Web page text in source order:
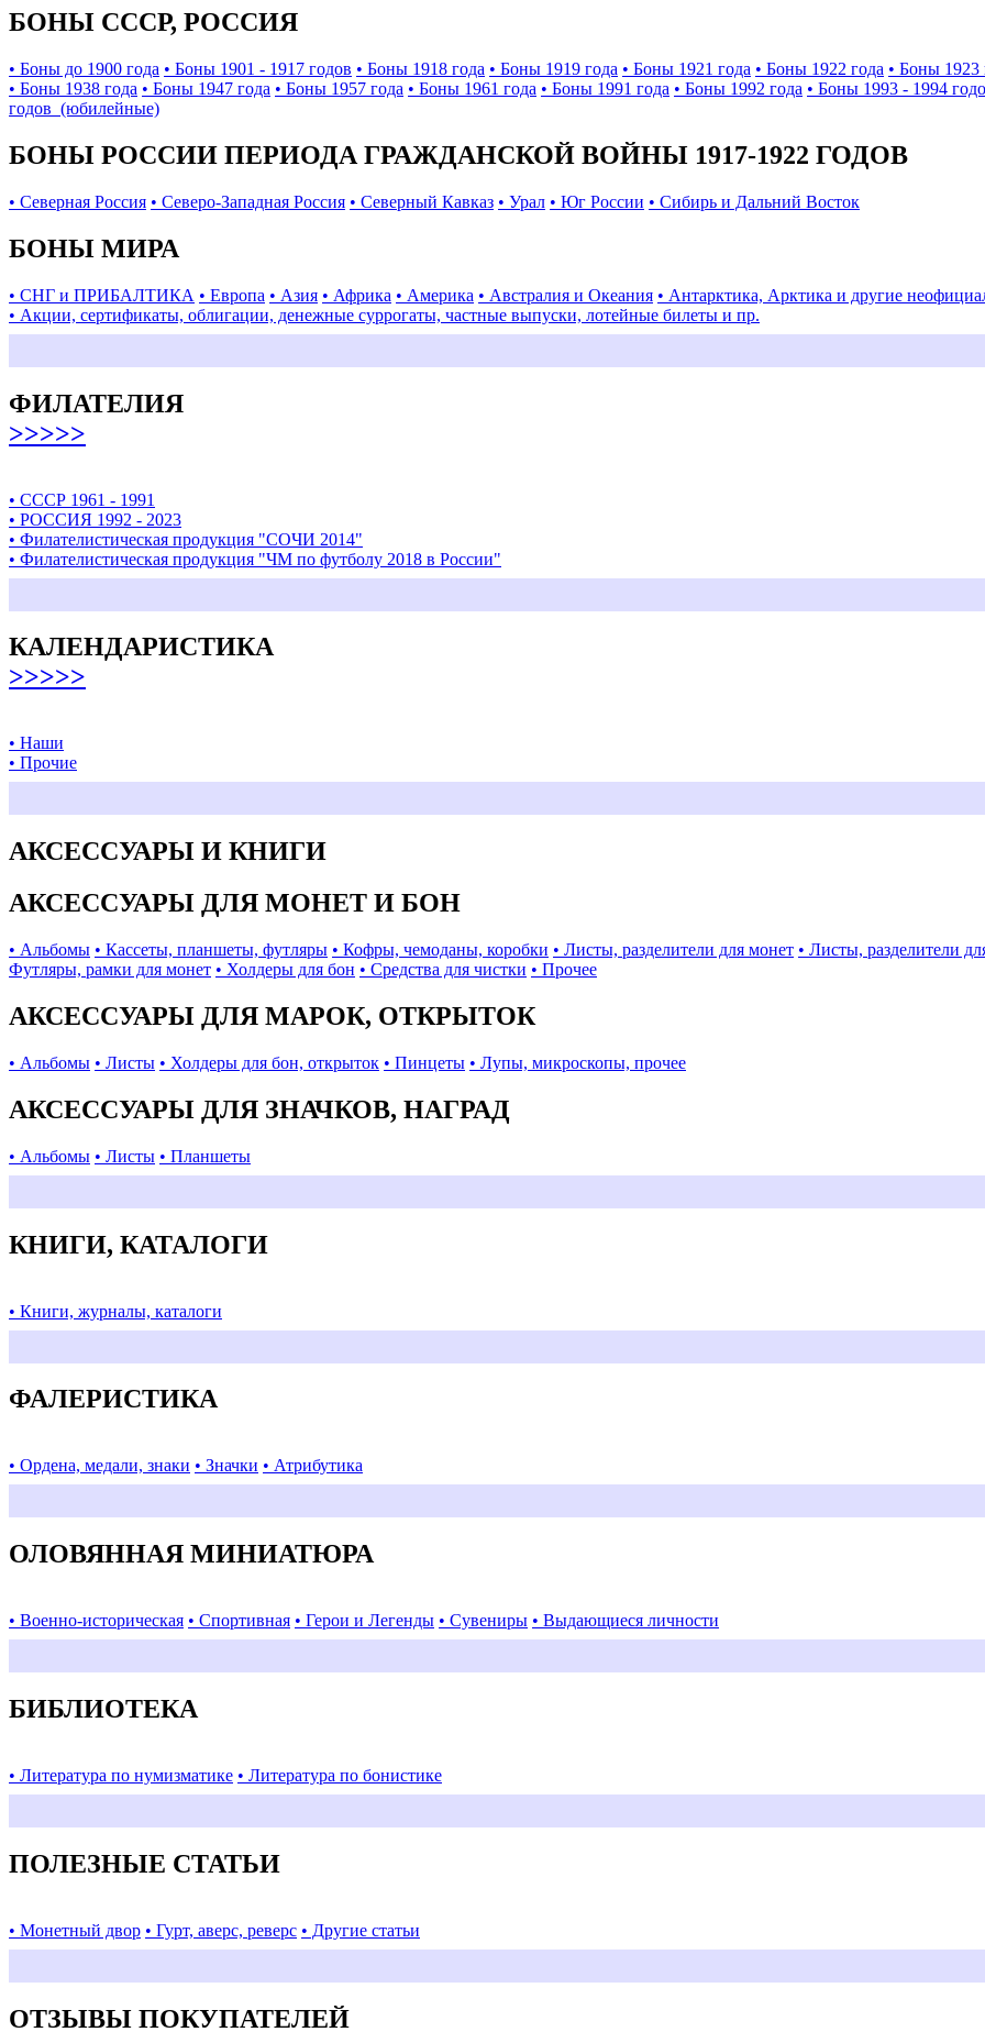
БОНЫ СССР, РОССИЯ
• Боны до 1900 года • Боны 1901 - 1917 годов • Боны 1918 года • Боны 1919 года • Боны 1921 года • Боны 1922 года • Боны 1923
• Боны 1938 года • Боны 1947 года • Боны 1957 года • Боны 1961 года • Боны 1991 года • Боны 1992 года • Боны 1993 - 1994
годов (юбилейные)
БОНЫ РОССИИ ПЕРИОДА ГРАЖДАНСКОЙ ВОЙНЫ 1917-1922 ГОДОВ
• Северная Россия • Северо-Западная Россия • Северный Кавказ • Урал • Юг России • Сибирь и Дальний Восток
БОНЫ МИРА
• СНГ и ПРИБАЛТИКА • Европа • Азия • Африка • Америка • Австралия и Океания • Антарктика, Арктика и другие
• Акции, сертификаты, облигации, денежные суррогаты, частные выпуски, лотейные билеты и пр.
ФИЛАТЕЛИЯ
>>>>>
• СССР 1961 - 1991
• РОССИЯ 1992 - 2023
• Филателистическая продукция "СОЧИ 2014"
• Филателистическая продукция "ЧМ по футболу 2018 в России"
КАЛЕНДАРИСТИКА
>>>>>
• Наши
• Прочие
АКСЕССУАРЫ И КНИГИ
АКСЕССУАРЫ ДЛЯ МОНЕТ И БОН
• Альбомы • Кассеты, планшеты, футляры • Кофры, чемоданы, коробки • Листы, разделители для монет • Листы, разделители
Футляры, рамки для монет • Холдеры для бон • Средства для чистки • Прочее
АКСЕССУАРЫ ДЛЯ МАРОК, ОТКРЫТОК
• Альбомы • Листы • Холдеры для бон, открыток • Пинцеты • Лупы, микроскопы, прочее
АКСЕССУАРЫ ДЛЯ ЗНАЧКОВ, НАГРАД
• Альбомы • Листы • Планшеты
КНИГИ, КАТАЛОГИ
• Книги, журналы, каталоги
ФАЛЕРИСТИКА
• Ордена, медали, знаки • Значки • Атрибутика
ОЛОВЯННАЯ МИНИАТЮРА
• Военно-историческая • Спортивная • Герои и Легенды • Сувениры • Выдающиеся личности
БИБЛИОТЕКА
• Литература по нумизматике • Литература по бонистике
ПОЛЕЗНЫЕ СТАТЬИ
• Монетный двор • Гурт, аверс, реверс • Другие статьи
ОТЗЫВЫ ПОКУПАТЕЛЕЙ